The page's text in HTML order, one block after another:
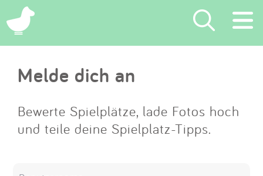
×
Suchen
Eintragen
App
Melde dich an
Bewerte Spielplätze, lade Fotos hoch
und teile deine Spielplatz-Tipps.